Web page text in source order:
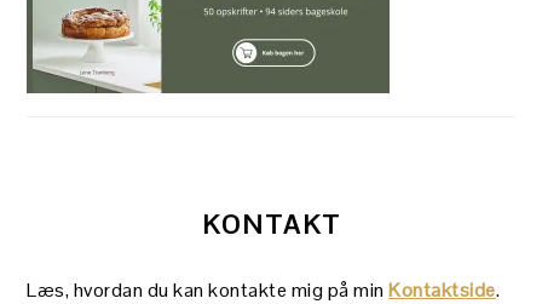
KONTAKT
Læs, hvordan du kan kontakte mig på minKontaktside.